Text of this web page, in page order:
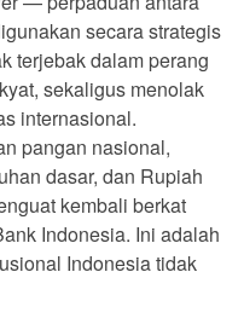
secara strategis
terjebak dalam perang
sekaligus menolak
internasional.
pangan nasional,
dasar, dan Rupiah
kembali berkat
Indonesia. Ini adalah
Indonesia tidak